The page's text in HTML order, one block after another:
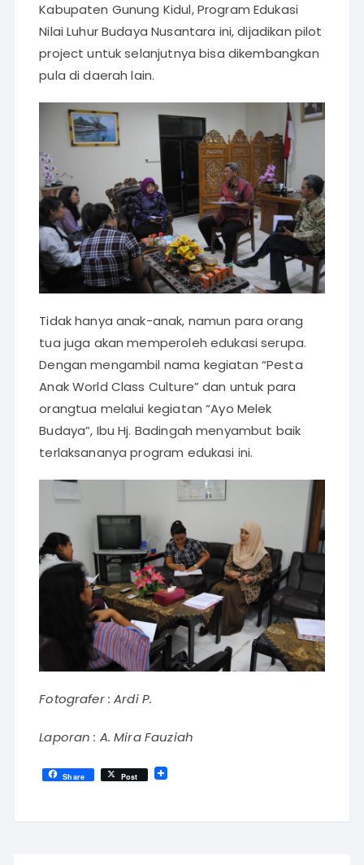
Kabupaten Gunung Kidul, Program Edukasi
Nilai Luhur Budaya Nusantara ini, dijadikan pilot
project untuk selanjutnya bisa dikembangkan
pula di daerah lain.
Tidak hanya anak-anak, namun para orang
tua juga akan memperoleh edukasi serupa.
Dengan mengambil nama kegiatan “Pesta
Anak World Class Culture” dan untuk para
orangtua melalui kegiatan “Ayo Melek
Budaya”, Ibu Hj. Badingah menyambut baik
terlaksananya program edukasi ini.
Fotografer : Ardi P.
Laporan : A. Mira Fauziah
Share Post